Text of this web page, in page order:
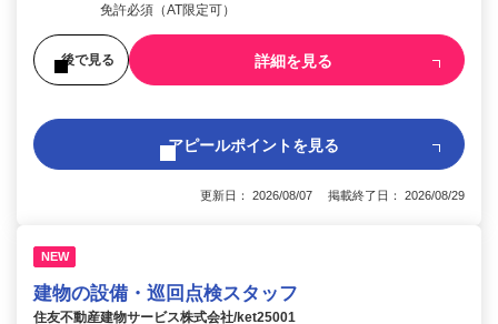
免許必須（AT限定可）
後で見る 詳細を見る
アピールポイントを見る
更新日： 2026/08/07 掲載終了日： 2026/08/29
NEW
建物の設備・巡回点検スタッフ
住友不動産建物サービス株式会社/ket25001